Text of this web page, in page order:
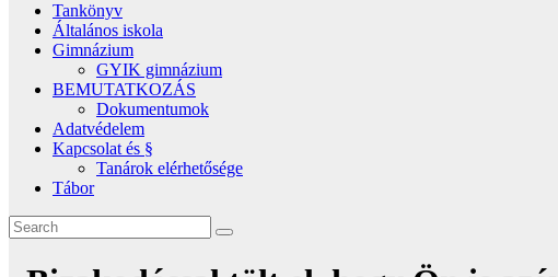
Tankönyv
Általános iskola
Gimnázium
GYIK gimnázium
BEMUTATKOZÁS
Dokumentumok
Adatvédelem
Kapcsolat és §
Tanárok elérhetősége
Tábor